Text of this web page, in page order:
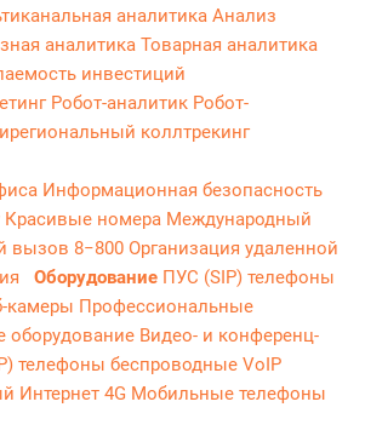
аналитика Анализ
аналитика Товарная аналитика
инвестиций
Робот-аналитик Робот-
коллтрекинг
Информационная безопасность
Красивые номера Международный
вызов 8−800 Организация удаленной
Оборудование ПУС (SIP) телефоны
камеры Профессиональные
оборудование Видео- и конференц-
телефоны беспроводные VoIP
Интернет 4G Мобильные телефоны